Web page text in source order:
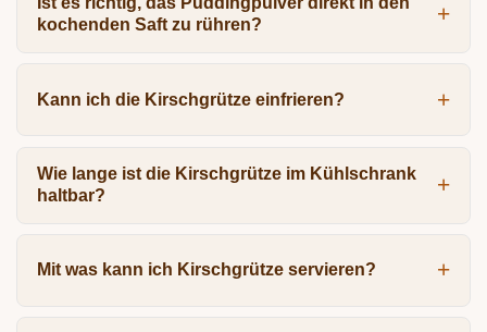
kochenden Saft zu rühren?
Kann ich die Kirschgrütze einfrieren?
Wie lange ist die Kirschgrütze im Kühlschrank
haltbar?
Mit was kann ich Kirschgrütze servieren?